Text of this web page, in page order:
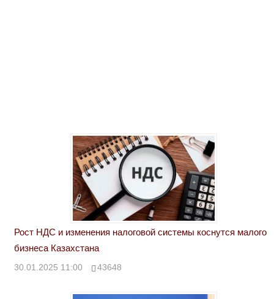
Рост НДС и изменения налоговой системы коснутся малого
бизнеса Казахстана
30.01.2025 11:00 43648